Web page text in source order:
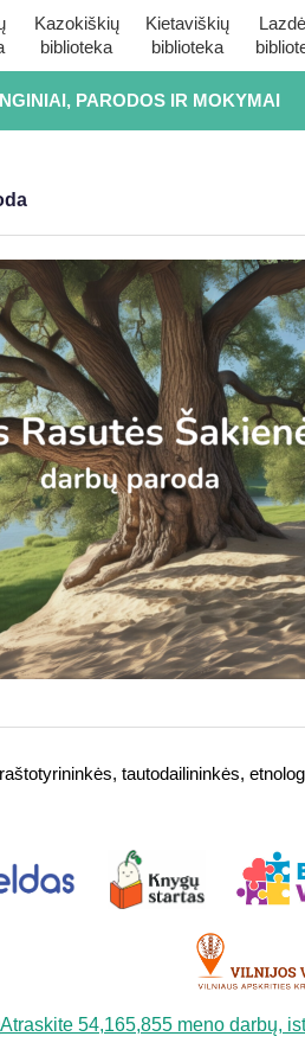
Kazokiškių
biblioteka
Kietaviškių
biblioteka
PARODOS IR MOKYMAI
tautodailininkės,